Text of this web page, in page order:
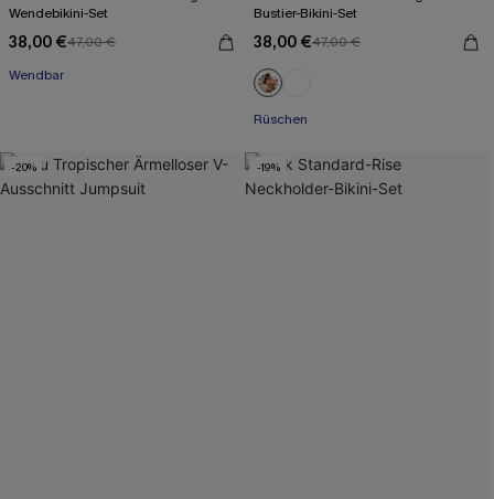
Wendebikini-Set
38,00 €47,00 €
Wendbar
Bustier-Bikini-Set
38,00 €47,00 €
Mit Gratis-Maßband
Rüschen
-20% -19%